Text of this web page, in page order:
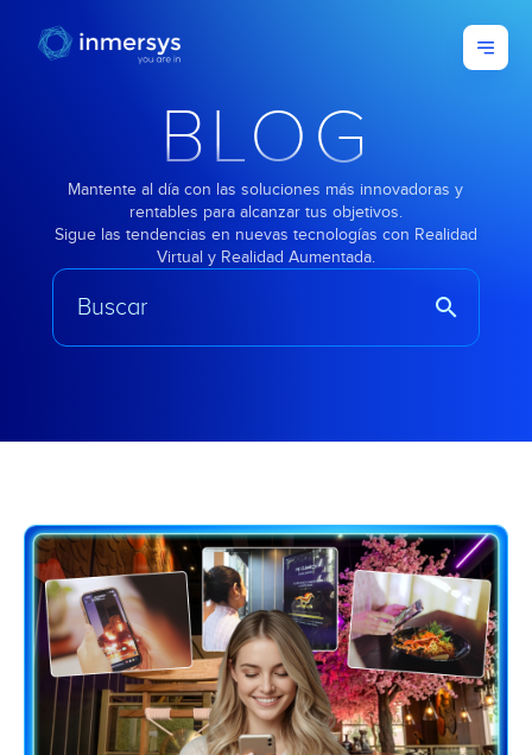
BLOG
Mantente al día con las soluciones más innovadoras y
rentables para alcanzar tus objetivos.
Sigue las tendencias en nuevas tecnologías con Realidad
Virtual y Realidad Aumentada.
search